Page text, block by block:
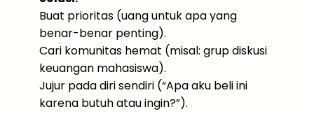
Buat prioritas (uang untuk apa yang
benar-benar penting).
Cari komunitas hemat (misal: grup diskusi
keuangan mahasiswa).
Jujur pada diri sendiri (“Apa aku beli ini
karena butuh atau ingin?”).